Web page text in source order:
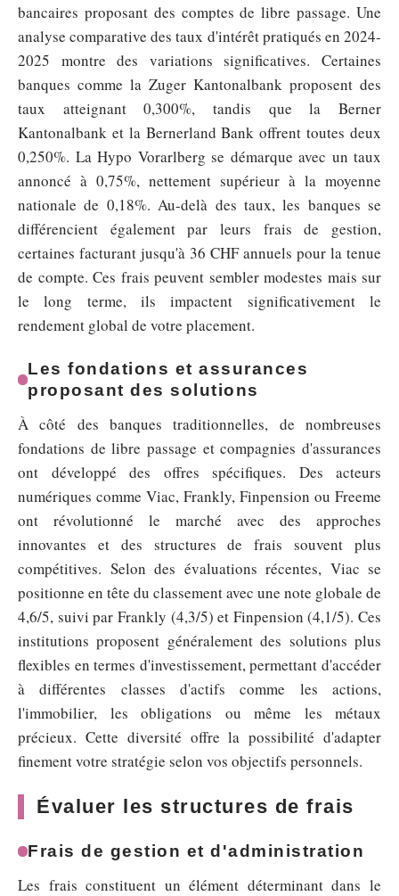
bancaires proposant des comptes de libre passage. Une
analyse comparative des taux d'intérêt pratiqués en 2024-
2025 montre des variations significatives. Certaines
banques comme la Zuger Kantonalbank proposent des
taux atteignant 0,300%, tandis que la Berner
Kantonalbank et la Bernerland Bank offrent toutes deux
0,250%. La Hypo Vorarlberg se démarque avec un taux
annoncé à 0,75%, nettement supérieur à la moyenne
nationale de 0,18%. Au-delà des taux, les banques se
différencient également par leurs frais de gestion,
certaines facturant jusqu'à 36 CHF annuels pour la tenue
de compte. Ces frais peuvent sembler modestes mais sur
le long terme, ils impactent significativement le
rendement global de votre placement.
Les fondations et assurances
proposant des solutions
À côté des banques traditionnelles, de nombreuses
fondations de libre passage et compagnies d'assurances
ont développé des offres spécifiques. Des acteurs
numériques comme Viac, Frankly, Finpension ou Freeme
ont révolutionné le marché avec des approches
innovantes et des structures de frais souvent plus
compétitives. Selon des évaluations récentes, Viac se
positionne en tête du classement avec une note globale de
4,6/5, suivi par Frankly (4,3/5) et Finpension (4,1/5). Ces
institutions proposent généralement des solutions plus
flexibles en termes d'investissement, permettant d'accéder
à différentes classes d'actifs comme les actions,
l'immobilier, les obligations ou même les métaux
précieux. Cette diversité offre la possibilité d'adapter
finement votre stratégie selon vos objectifs personnels.
Évaluer les structures de frais
Frais de gestion et d'administration
Les frais constituent un élément déterminant dans le